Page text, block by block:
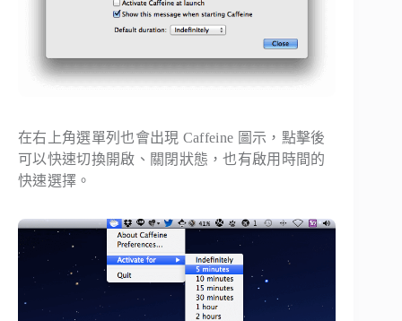
在右上角選單列也會出現 Caffeine 圖示，點擊後
可以快速切換開啟、關閉狀態，也有啟用時間的
快速選擇。